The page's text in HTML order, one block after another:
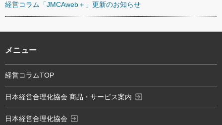
経営コラム「JMCAweb＋」更新のお知らせ
メニュー
経営コラムTOP
日本経営合理化協会 商品・サービス案内 exit_to_app
日本経営合理化協会 exit_to_app